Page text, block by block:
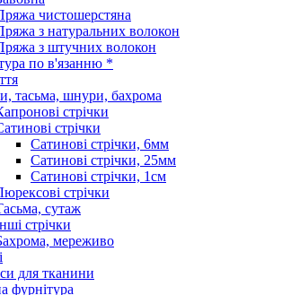
чистошерстяна
з натуральних волокон
з штучних волокон
по в'язанню *
тасьма, шнури, бахрома
стрічки
стрічки
Сатинові стрічки, 6мм
Сатинові стрічки, 25мм
Сатинові стрічки, 1см
стрічки
сутаж
стрічки
мереживо
для тканини
фурнітура